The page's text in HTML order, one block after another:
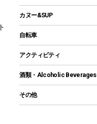
ペグ
グランドシート
ガイドロープ
ツール
鉄板、アミ
焚き火台&ストーブ
火起こし
バーベキューツール
シェラカップ
クッキングツール
ナイフ
カトラリー
プラスチックボトル
ディズニーボトル
ウォータージャグ
保冷剤
バックパック&バッグ
リュック、バックパック
トートバッグ、サコッシュ
ショッピングキャリー
その他アウトドア雑貨
カヌー&SUP
インフレータブル
カヤック
パドル
自転車
折りたたみ自転車
スポーツサイクル
シティサイクル
アクティビティ
マリン
ラッシュガード
酒類・Alcoholic Beverages
その他